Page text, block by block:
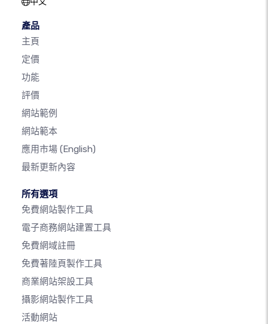
產品
主頁
定價
功能
評價
網站範例
網站範本
應用市場 (English)
最新更新內容
所有選項
免費網站製作工具
電子商務網站建置工具
免費網域註冊
免費著陸頁製作工具
商業網站架設工具
攝影網站製作工具
活動網站